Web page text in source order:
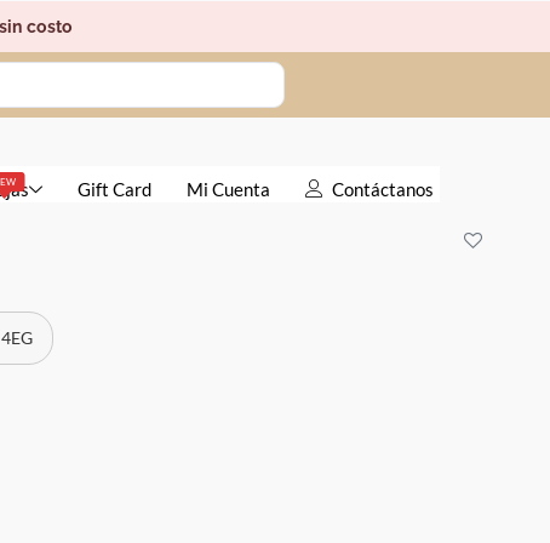
costo
Gift Card Mi Cuenta Contáctanos